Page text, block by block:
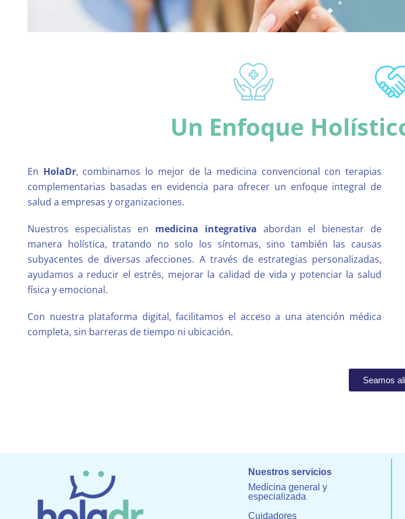
Un Enfoque
En HolaDr, combinamos lo mejor de la medicina convencional con terapias
complementarias basadas en evidencia para ofrecer un enfoque integral de
salud a empresas y organizaciones.
Nuestros especialistas en medicina integrativa abordan el bienestar de
manera holística, tratando no solo los síntomas, sino también las causas
subyacentes de diversas afecciones. A través de estrategias personalizadas,
ayudamos a reducir el estrés, mejorar la calidad de vida y potenciar la salud
física y emocional.
Con nuestra plataforma digital, facilitamos el acceso a una atención médica
completa, sin barreras de tiempo ni ubicación.
Seamos
Nuestros servicios
Medicina general y
especializada
Cuidadores